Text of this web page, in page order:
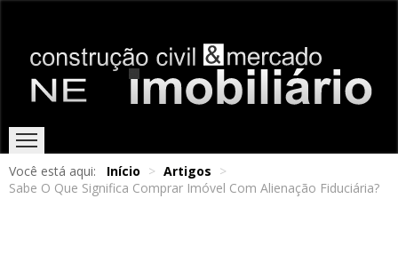
HOME EDIÇÕES ONLINE ENTREVISTAS NOTÍCIAS
Você está aqui: Início > Artigos >
Sabe O Que Significa Comprar Imóvel Com Alienação Fiduciária?